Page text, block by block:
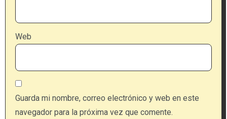
Web
Guarda mi nombre, correo electrónico y web en este
navegador para la próxima vez que comente.